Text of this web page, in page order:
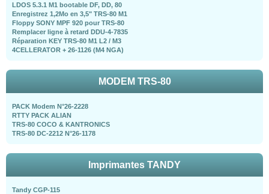
LDOS 5.3.1 M1 bootable DF, DD, 80
Enregistrez 1,2Mo en 3,5" TRS-80 M1
Floppy SONY MPF 920 pour TRS-80
Remplacer ligne à retard DDU-4-7835
Réparation KEY TRS-80 M1 L2 / M3
4CELLERATOR + 26-1126 (M4 NGA)
MODEM TRS-80
PACK Modem N°26-2228
RTTY PACK ALIAN
TRS-80 COCO & KANTRONICS
TRS-80 DC-2212 N°26-1178
Imprimantes TANDY
Tandy CGP-115